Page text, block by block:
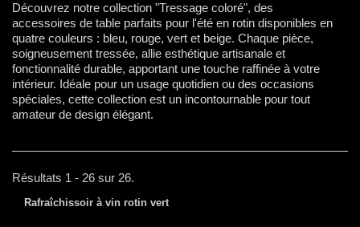
Découvrez notre collection "Tressage coloré", des
accessoires de table parfaits pour l'été en rotin disponibles en
quatre couleurs : bleu, rouge, vert et beige. Chaque pièce,
soigneusement tressée, allie esthétique artisanale et
fonctionnalité durable, apportant une touche raffinée à votre
intérieur. Idéale pour un usage quotidien ou des occasions
spéciales, cette collection est un incontournable pour tout
amateur de design élégant.
Résultats 1 - 26 sur 26.
Rafraîchissoir à vin rotin vert